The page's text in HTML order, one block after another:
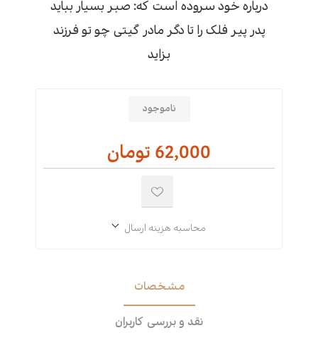
درباره خود سروده است که: صبر بسیار بباید
پدر پیر فلک را تا دگر مادر گیتی چو تو فرزند
بزاید
ناموجود
62,000 تومان
محاسبه هزینه ارسال
مشخصات
نقد و بررسی کاربران